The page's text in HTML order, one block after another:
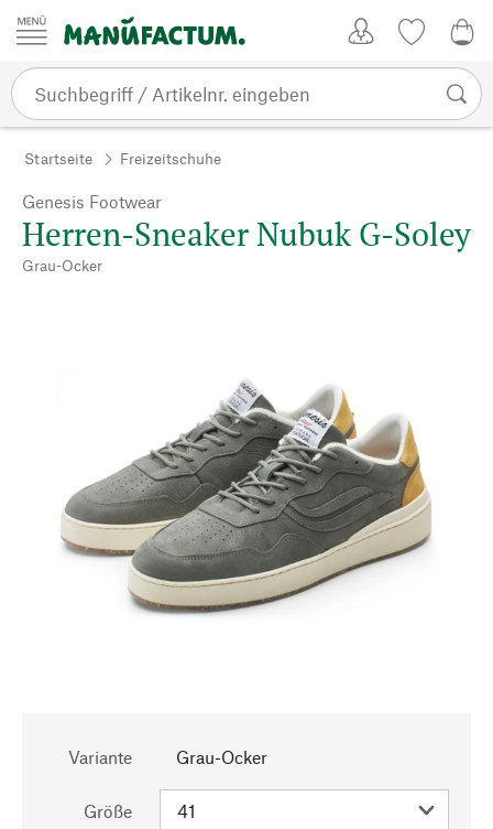
Zum Inhalt springen
Startseite Freizeitschuhe
Genesis Footwear
Herren-Sneaker Nubuk G-Soley
Grau-Ocker
Variante Grau-Ocker
Größe